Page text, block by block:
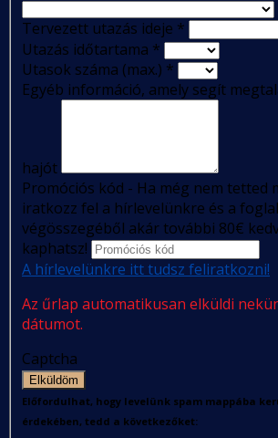
Tervezett utazás ideje *
Utazás időtartama *
Utasok száma (max.) *
Egyéb információ, amely segít
hajót
Promóciós kód - Ha még nem tetted
iratkozz fel a hírlevelünkre és a
végösszegéből akár további 80€
kaphatsz!
A hírlevelünkre itt tudsz feliratkozni!
Az űrlap automatikusan elküldi
dátumot.
Captcha
Elküldöm
Előfordulhat, hogy levelünk spam mappába
érdekében, tedd a következőket: